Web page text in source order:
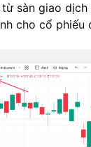
sàn giao
cho cổ phiếu